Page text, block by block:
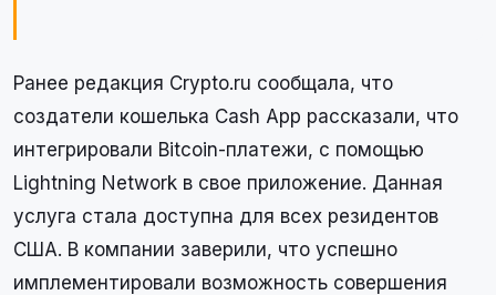
Ранее редакция Crypto.ru сообщала, что
создатели кошелька Cash App рассказали, что
интегрировали Bitcoin-платежи, с помощью
Lightning Network в свое приложение. Данная
услуга стала доступна для всех резидентов
США. В компании заверили, что успешно
имплементировали возможность совершения